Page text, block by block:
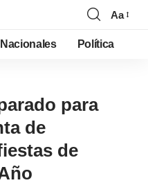
Aa
Nacionales Política
para
de
de